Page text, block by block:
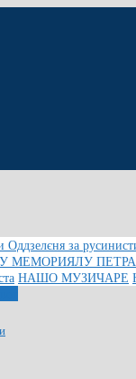
Оддзелєня за
МЕМОРИЯЛУ ПЕТРА
НАШО МУЗИЧАРЕ